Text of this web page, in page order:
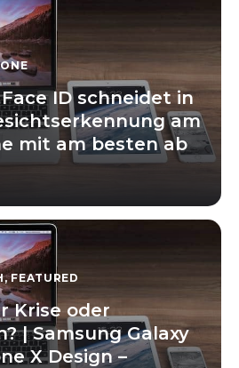
ID schneidet in
am
mit am besten ab
,FEATURED
Krise oder
| Samsung Galaxy
X Design –